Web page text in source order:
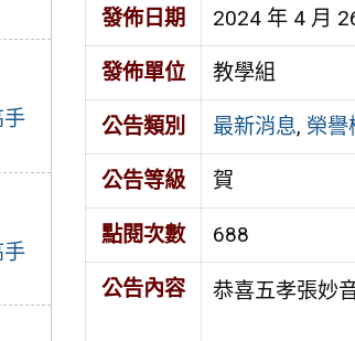
手
手
發佈日期 2024 年 4 月
發佈單位 教學組
公告類別 最新消息, 榮譽
公告等級 賀
點閱次數 688
公告內容 恭喜五孝張妙